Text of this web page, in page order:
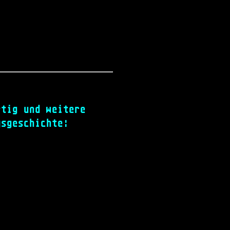
und weitere